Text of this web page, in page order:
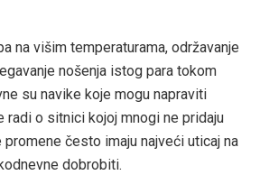
na višim temperaturama, održavanje
nošenja istog para tokom
su navike koje mogu napraviti
radi o sitnici kojoj mnogi ne pridaju
često imaju najveći uticaj na
dobrobiti.